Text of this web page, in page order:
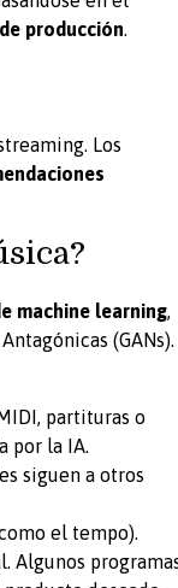
producción.
Los
machine learning,
(GANs).
partituras o
por la IA.
siguen a otros
el tempo).
Algunos